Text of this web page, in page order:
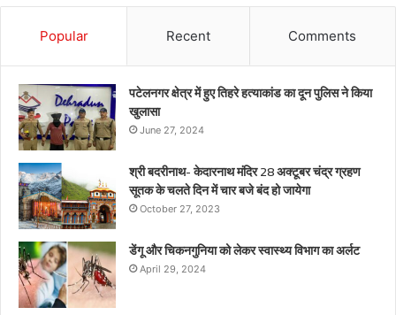
Popular Recent Comments
पटेलनगर क्षेत्र में हुए तिहरे हत्याकांड का दून पुलिस ने किया
खुलासा
June 27, 2024
श्री बदरीनाथ- केदारनाथ मंदिर 28 अक्टूबर चंद्र ग्रहण
सूतक के चलते दिन में चार बजे बंद हो जायेगा
October 27, 2023
डेंगू और चिकनगुनिया को लेकर स्वास्थ्य विभाग का अर्लट
April 29, 2024